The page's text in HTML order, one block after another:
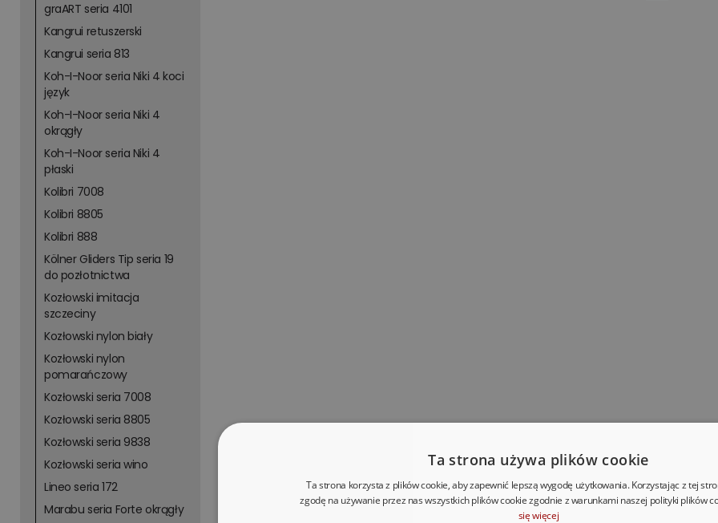
graART seria 4101
Kangrui retuszerski
Kangrui seria 813
Koh-I-Noor seria Niki 4 koci
język
Koh-I-Noor seria Niki 4
okrągły
Koh-I-Noor seria Niki 4
płaski
Kolibri 7008
Kolibri 8805
Kolibri 888
Kölner Gliders Tip seria 19
do pozłotnictwa
Kozłowski imitacja
szczeciny
Kozłowski nylon biały
Kozłowski nylon
pomarańczowy
Kozłowski seria 7008
Kozłowski seria 8805
Kozłowski seria 9838
Kozłowski seria wino
Lineo seria 172
Marabu seria Forte okrągły
Ta strona używa plików cookie
Ta strona korzysta z plików cookie, aby zapewnić lepszą wygodę użytkowania. Korzystając z tej
zgodę na używanie przez nas wszystkich plików cookie zgodnie z warunkami naszej polityki plików
się więcej